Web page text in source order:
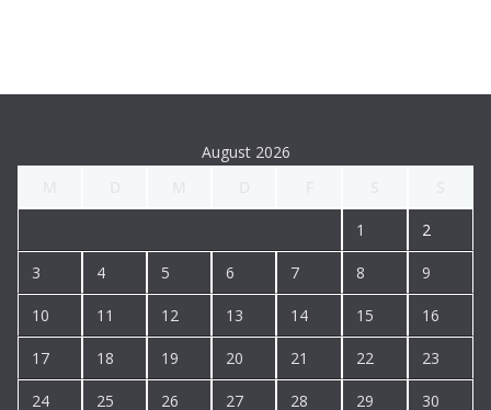
August 2026
1 2
3 4 5 6 7 8 9
10 11 12 13 14 15 16
17 18 19 20 21 22 23
24 25 26 27 28 29 30